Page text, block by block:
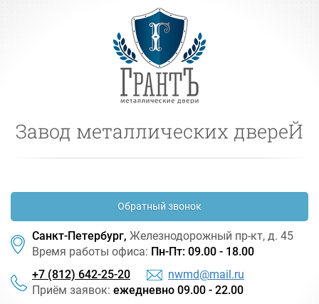
Завод металлических двереЙ
Обратный звонок
Санкт-Петербург, Железнодорожный пр-кт, д. 45
Время работы офиса: Пн-Пт: 09.00 - 18.00
+7 (812) 642-25-20
nwmd@mail.ru
Приём заявок: ежедневно 09.00 - 22.00